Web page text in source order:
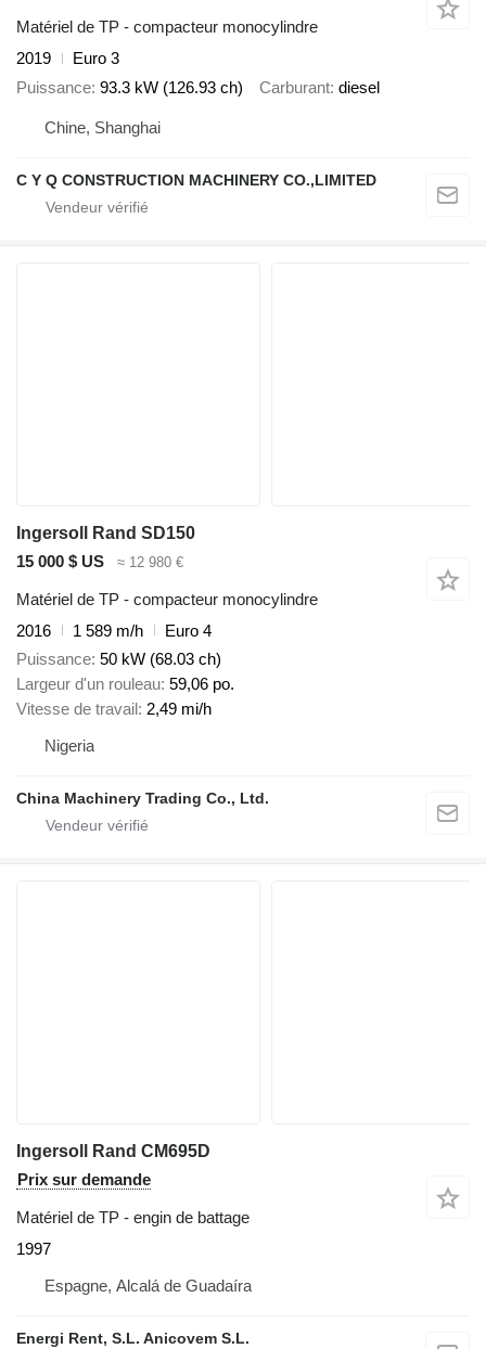
Matériel de TP - compacteur monocylindre
2019
Euro 3
Puissance 93.3 kW (126.93 ch) Carburant diesel
Chine, Shanghai
C Y Q CONSTRUCTION MACHINERY CO.,LIMITED
Ingersoll Rand SD150
15 000 $ US
≈ 12 980 €
Matériel de TP - compacteur monocylindre
2016
1 589 m/h
Euro 4
Puissance 50 kW (68.03 ch)
Largeur d'un rouleau 59,06 po.
Vitesse de travail 2,49 mi/h
Nigeria
China Machinery Trading Co., Ltd.
Ingersoll Rand CM695D
Prix sur demande
Matériel de TP - engin de battage
1997
Espagne, Alcalá de Guadaíra
Energi Rent, S.L. Anicovem S.L.